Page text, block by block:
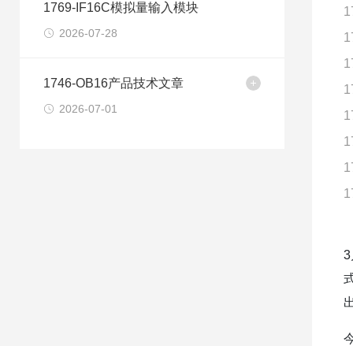
1769-IF16C模拟量输入模块
2026-07-28
1746-OB16产品技术文章
2026-07-01
3